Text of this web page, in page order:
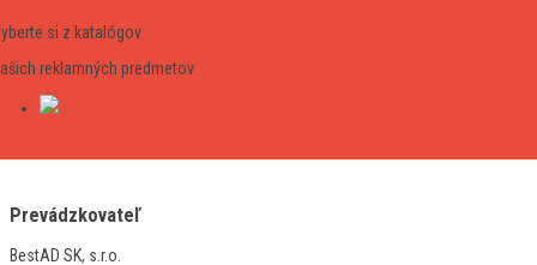
si z katalógov
reklamných predmetov
Prevádzkovateľ
BestAD SK, s.r.o.